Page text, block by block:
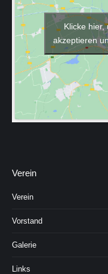
Klicke hier,
akzeptieren
Verein
Verein
Vorstand
Galerie
Links